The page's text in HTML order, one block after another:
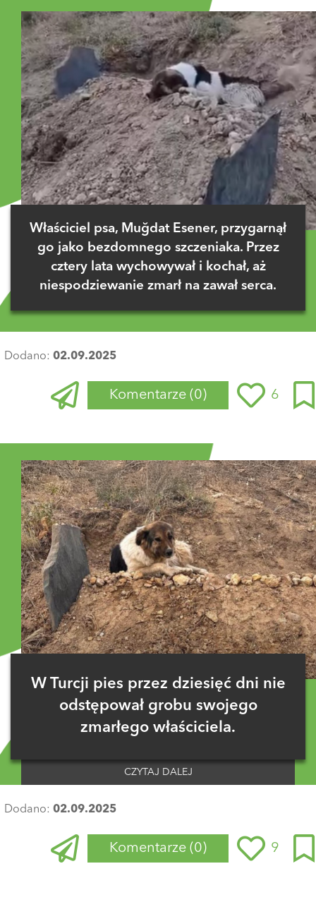
Właściciel psa, Muğdat Esener, przygarnął
go jako bezdomnego szczeniaka. Przez
cztery lata wychowywał i kochał, aż
niespodziewanie zmarł na zawał serca.
Dodano: 02.09.2025
Komentarze (0) 6
W Turcji pies przez dziesięć dni nie
odstępował grobu swojego
zmarłego właściciela.
CZYTAJ DALEJ
Dodano: 02.09.2025
Komentarze (0) 9